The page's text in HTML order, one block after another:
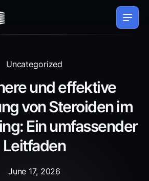
Uncategorized
und effektive
von Steroiden im
Ein umfassender
Leitfaden
June 17, 2026